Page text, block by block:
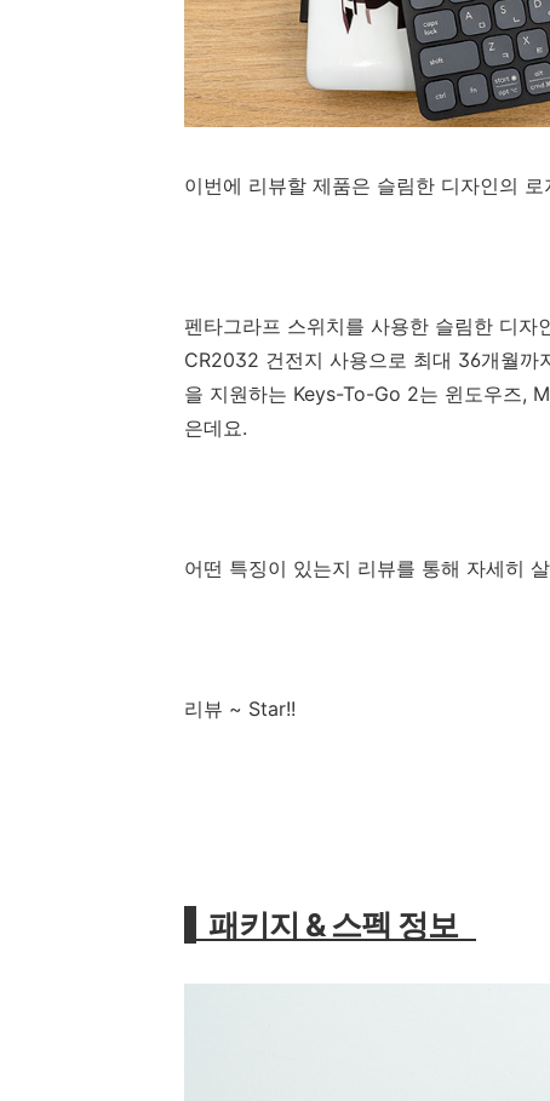
이번에 리뷰할 제품은 슬림한 디자인의
펜타그라프 스위치를 사용한 슬림한 디
CR2032 건전지 사용으로 최대 36개월
을 지원하는 Keys-To-Go 2는 윈도우즈,
은데요.
어떤 특징이 있는지 리뷰를 통해 자세히
리뷰 ~ Star!!
패키지 & 스펙 정보